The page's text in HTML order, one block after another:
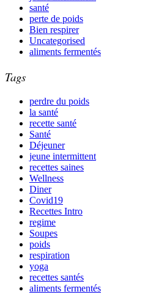
santé
perte de poids
Bien respirer
Uncategorised
aliments fermentés
Tags
perdre du poids
la santé
recette santé
Santé
Déjeuner
jeune intermittent
recettes saines
Wellness
Diner
Covid19
Recettes Intro
regime
Soupes
poids
respiration
yoga
recettes santés
aliments fermentés